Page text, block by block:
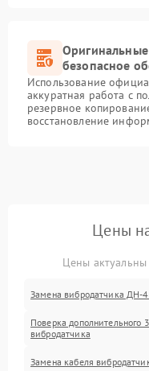
безопасное
Использование
аккуратная работа с
резервное
восстановление
Цены
Цены
Замена вибродатчика ДН-
Поверка дополнительного
вибродатчика
Замена кабеля